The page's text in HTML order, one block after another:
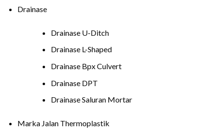
Drainase
Drainase U-Ditch
Drainase L-Shaped
Drainase Bpx Culvert
Drainase DPT
Drainase Saluran Mortar
Marka Jalan Thermoplastik